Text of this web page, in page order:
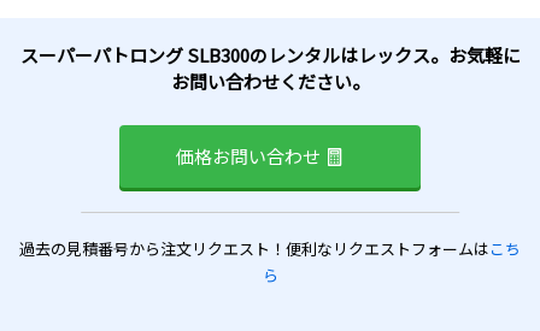
スーパーパトロング SLB300のレンタルはレックス。お気軽に
お問い合わせください。
価格お問い合わせ
過去の見積番号から注文リクエスト！便利なリクエストフォームはこち
ら